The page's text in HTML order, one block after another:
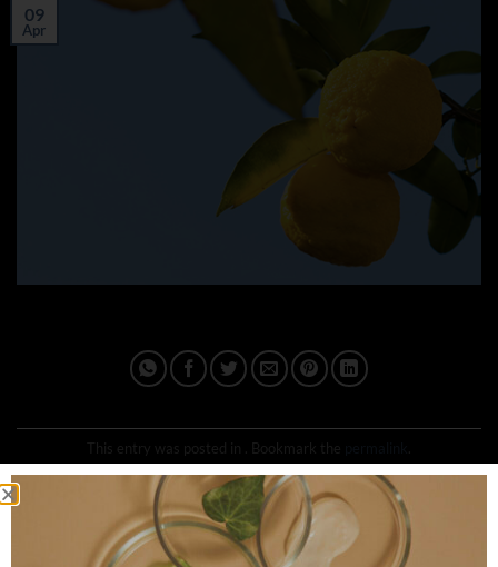
09
Apr
This entry was posted in . Bookmark the
IPLUSQ_ADMAIN